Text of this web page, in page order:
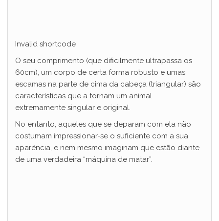
Invalid shortcode
O seu comprimento (que dificilmente ultrapassa os
60cm), um corpo de certa forma robusto e umas
escamas na parte de cima da cabeça (triangular) são
características que a tornam um animal
extremamente singular e original.
No entanto, aqueles que se deparam com ela não
costumam impressionar-se o suficiente com a sua
aparência, e nem mesmo imaginam que estão diante
de uma verdadeira “máquina de matar”.